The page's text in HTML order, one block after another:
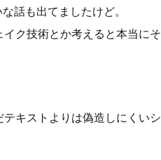
話も出てましたけど。
ク技術とか考えると本当にそ
キストよりは偽造しにくいシ